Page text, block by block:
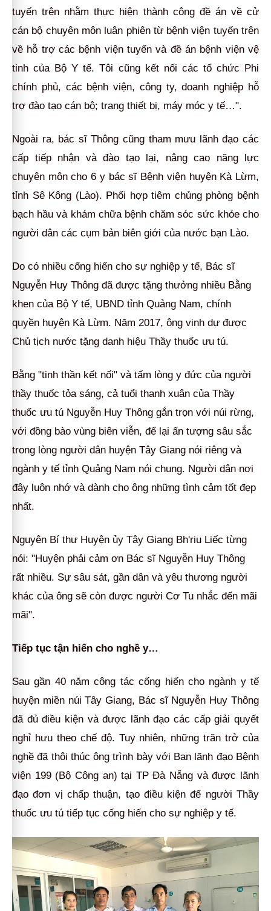
tuyến trên nhằm thực hiện thành công đề án về cử
cán bộ chuyên môn luân phiên từ bệnh viện tuyến trên
về hỗ trợ các bệnh viện tuyến và đề án bệnh viện vệ
tinh của Bộ Y tế. Tôi cũng kết nối các tổ chức Phi
chính phủ, các bệnh viện, công ty, doanh nghiệp hỗ
trợ đào tạo cán bộ; trang thiết bị, máy móc y tế…".
Ngoài ra, bác sĩ Thông cũng tham mưu lãnh đạo các
cấp tiếp nhận và đào tạo lại, nâng cao năng lực
chuyên môn cho 6 y bác sĩ Bệnh viện huyện Kà Lừm,
tỉnh Sê Kông (Lào). Phối hợp tiêm chủng phòng bệnh
bạch hầu và khám chữa bệnh chăm sóc sức khỏe cho
người dân các cụm bản biên giới của nước bạn Lào.
Do có nhiều cống hiến cho sự nghiệp y tế, Bác sĩ
Nguyễn Huy Thông đã được tặng thưởng nhiều Bằng
khen của Bộ Y tế, UBND tỉnh Quảng Nam, chính
quyền huyện Kà Lừm. Năm 2017, ông vinh dự được
Chủ tịch nước tặng danh hiệu Thầy thuốc ưu tú.
Bằng "tinh thần kết nối" và tấm lòng y đức của người
thầy thuốc tỏa sáng, cả tuổi thanh xuân của Thầy
thuốc ưu tú Nguyễn Huy Thông gắn trọn với núi rừng,
với đồng bào vùng biên viễn, để lại ấn tượng sâu sắc
trong lòng người dân huyện Tây Giang nói riêng và
ngành y tế tỉnh Quảng Nam nói chung. Người dân nơi
đây luôn nhớ và dành cho ông những tình cảm tốt đẹp
nhất.
Nguyên Bí thư Huyện ủy Tây Giang Bh'riu Liếc từng
nói: "Huyện phải cảm ơn Bác sĩ Nguyễn Huy Thông
rất nhiều. Sự sâu sát, gần dân và yêu thương người
khác của ông sẽ còn được người Cơ Tu nhắc đến mãi
mãi".
Tiếp tục tận hiến cho nghề y…
Sau gần 40 năm công tác cống hiến cho ngành y tế
huyện miền núi Tây Giang, Bác sĩ Nguyễn Huy Thông
đã đủ điều kiện và được lãnh đạo các cấp giải quyết
nghỉ hưu theo chế độ. Tuy nhiên, những trăn trở của
nghề đã thôi thúc ông trình bày với Ban lãnh đạo Bệnh
viện 199 (Bộ Công an) tại TP Đà Nẵng và được lãnh
đạo đơn vị chấp thuận, tạo điều kiện để người Thầy
thuốc ưu tú tiếp tục cống hiến cho sự nghiệp y tế.